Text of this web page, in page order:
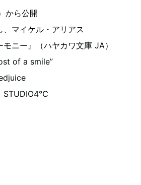
から公開
マイケル・アリアス
ニー』（ハヤカワ文庫 JA）
of a smile”
STUDIO4℃